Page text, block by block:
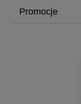
Promocje